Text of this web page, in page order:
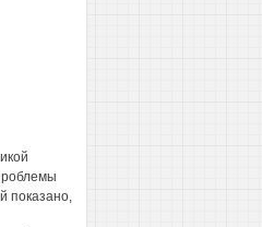
показано,